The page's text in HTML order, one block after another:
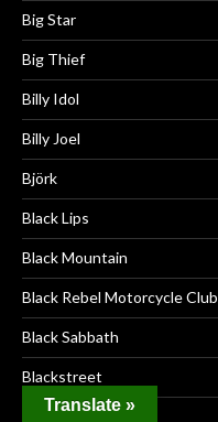
Big Star
Big Thief
Billy Idol
Billy Joel
Björk
Black Lips
Black Mountain
Black Rebel Motorcycle Club
Black Sabbath
Blackstreet
Blind Faith
Translate »